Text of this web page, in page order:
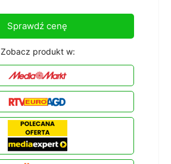
Sprawdź cenę
Zobacz produkt w: